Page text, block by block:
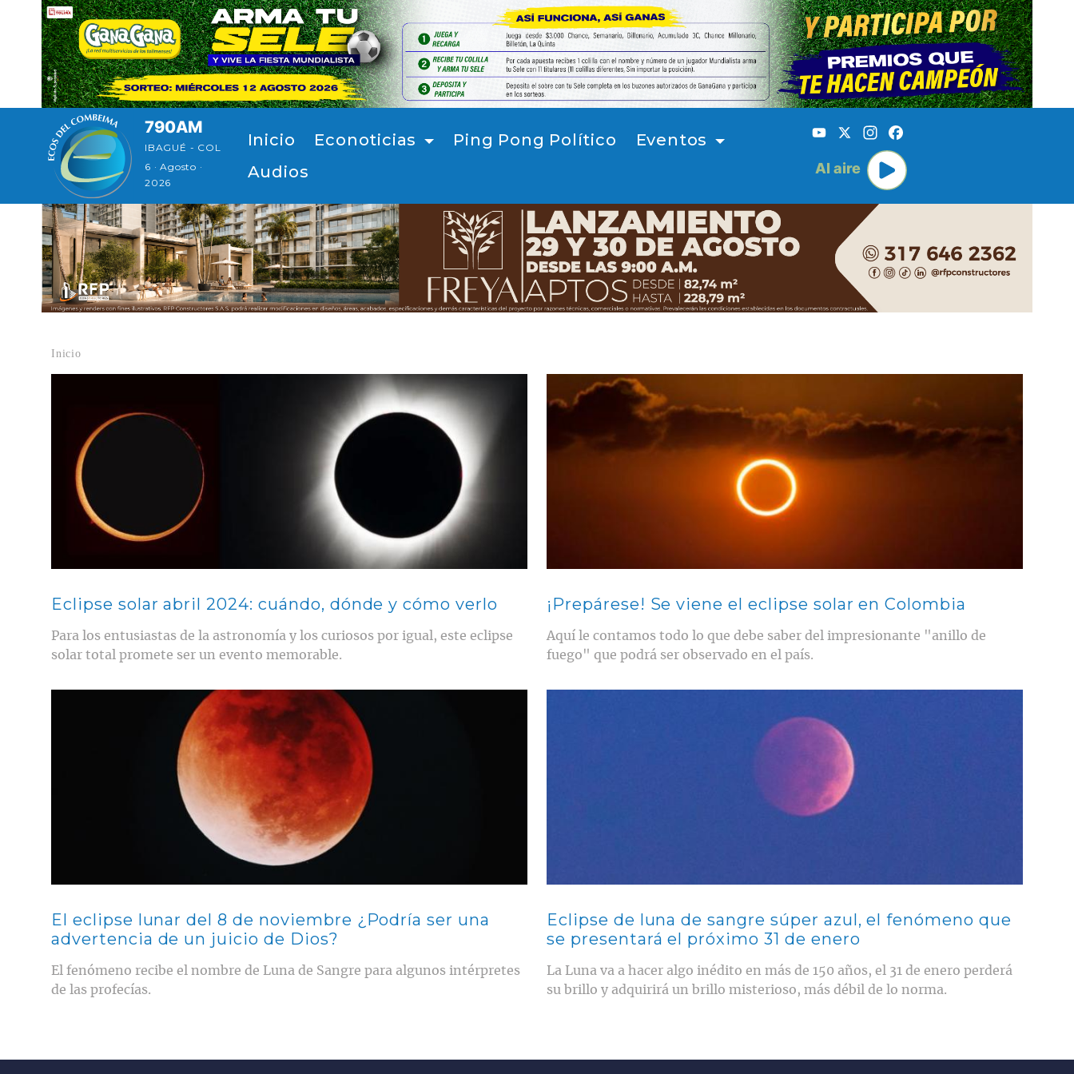
Pasar al contenido principal
790AM
IBAGUÉ - COL
6 · Agosto ·
2026
Inicio Econoticias Ping Pong Político
Eventos
Audios
YouTube
X Instagram
Al aire
Inicio
Eclipse solar abril 2024: cuándo, dónde y cómo verlo
Para los entusiastas de la astronomía y los curiosos por igual, este eclipse
solar total promete ser un evento memorable.
Contenido multimedia principal
¡Prepárese! Se viene el eclipse solar en Colombia
Aquí le contamos todo lo que debe saber del impresionante "anillo de
fuego" que podrá ser observado en el país.
Contenido multimedia principal
El eclipse lunar del 8 de noviembre ¿Podría ser una
advertencia de un juicio de Dios?
El fenómeno recibe el nombre de Luna de Sangre para algunos intérpretes
de las profecías.
Eclipse de luna de sangre súper azul, el fenómeno que
se presentará el próximo 31 de enero
La Luna va a hacer algo inédito en más de 150 años, el 31 de enero perderá
su brillo y adquirirá un brillo misterioso, más débil de lo norma.